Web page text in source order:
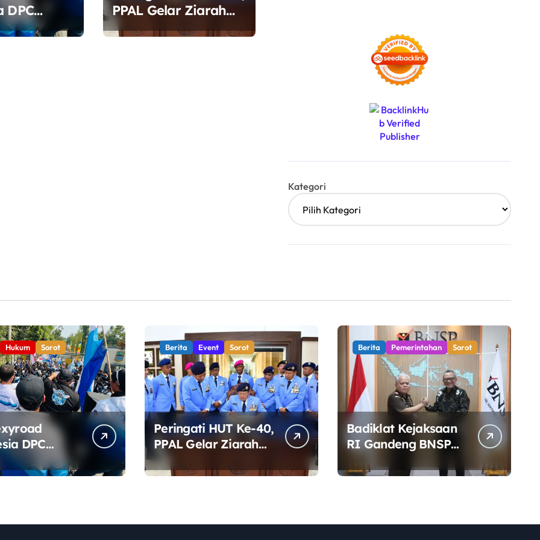
DPC
Bekasi
PPAL Gelar Ziarah
dan Tabur Bunga di
Kategori
Hukum Sorot
DPC
Bekasi
di Depan
Berita Event Sorot
Peringati HUT Ke-40,
PPAL Gelar Ziarah
dan Tabur Bunga di
TMP Kalibata
Berita Pemerintahan Sorot
Badiklat Kejaksaan
RI Gandeng BNSP
Profesi Jaksa